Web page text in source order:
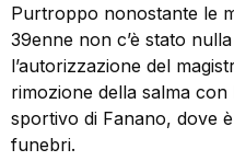
Purtroppo nonostante le
39enne non c’è stato
l’autorizzazione del
rimozione della salma
sportivo di Fanano, dove
funebri.